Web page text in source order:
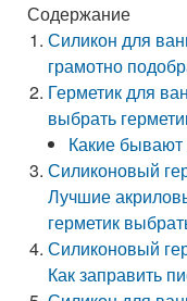
Содержание
Силикон для
грамотно
Герметик для
выбрать
Какие бывают
Силиконовый
Лучшие
герметик
Силиконовый
Как заправить